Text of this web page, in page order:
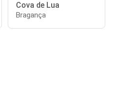
Cova de Lua
Bragança